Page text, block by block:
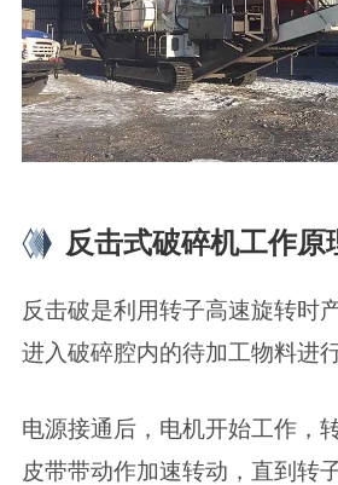
反击式破碎机工作原
反击破是利用转子高速旋转时
进入破碎腔内的待加工物料进
电源接通后，电机开始工作，
皮带带动作加速转动，直到转